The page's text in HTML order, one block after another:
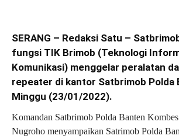
SERANG – Redaksi Satu –
fungsi TIK Brimob (Teknologi
Komunikasi) menggelar peralatan
repeater di kantor Satbrimob Polda
Minggu (23/01/2022).
Komandan Satbrimob Polda Banten
Nugroho menyampaikan Satrimob Polda